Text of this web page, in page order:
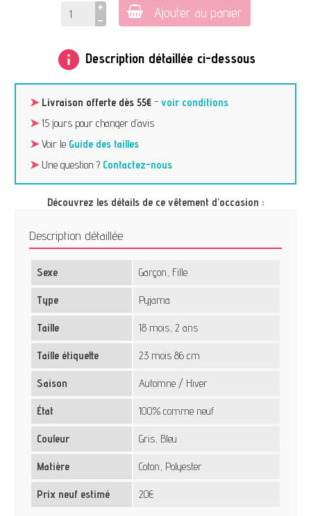
Ajouter au panier
info Description détaillée ci-dessous
➤ Livraison offerte dès 55€ -voir conditions
➤15 jours pour changer d’avis
➤Voir le Guide des tailles
➤Une question ? Contactez-nous
Découvrez les détails de ce vêtement d’occasion :
Description détaillée
Sexe Garçon, Fille
Type Pyjama
Taille 18 mois, 2 ans
Taille étiquette 23 mois 86 cm
Saison Automne / Hiver
État 100% comme neuf
Couleur Gris, Bleu
Matière Coton, Polyester
Prix neuf estimé 20€